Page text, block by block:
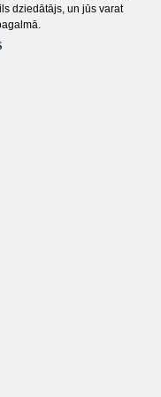
dziedātājs, un jūs varat